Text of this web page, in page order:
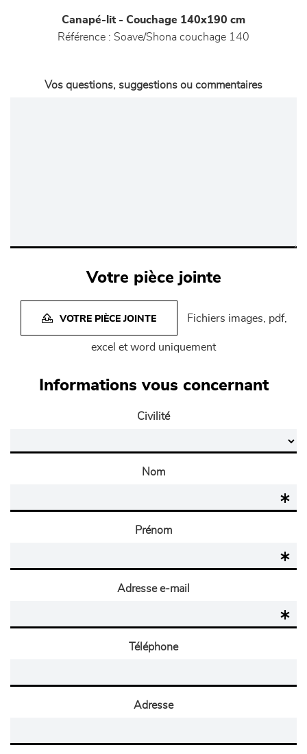
Canapé-lit - Couchage 140x190 cm
Référence : Soave/Shona couchage 140
Vos questions, suggestions ou commentaires
Votre pièce jointe
VOTRE PIÈCE JOINTE Fichiers images, pdf,
excel et word uniquement
Informations vous concernant
Civilité
Nom
Prénom
Adresse e-mail
Téléphone
Adresse